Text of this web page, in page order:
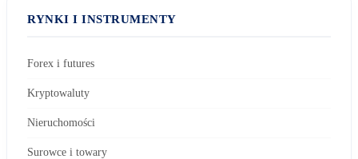
RYNKI I INSTRUMENTY
Forex i futures
Kryptowaluty
Nieruchomości
Surowce i towary